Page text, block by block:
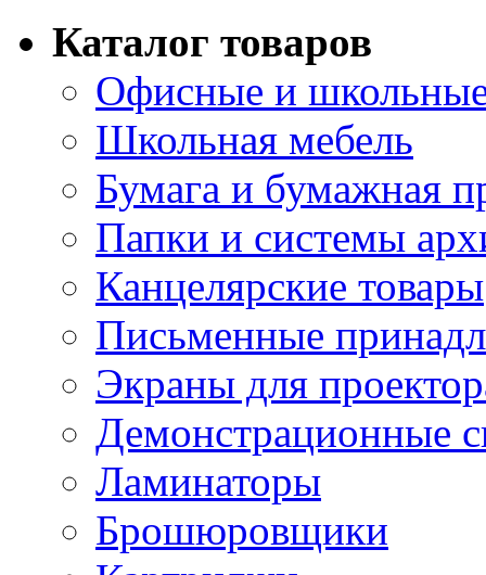
Каталог товаров
Офисные и
Школьная мебель
Бумага и бумажная
Папки и системы
Канцелярские товары
Письменные
Экраны для
Демонстрационные
Ламинаторы
Брошюровщики